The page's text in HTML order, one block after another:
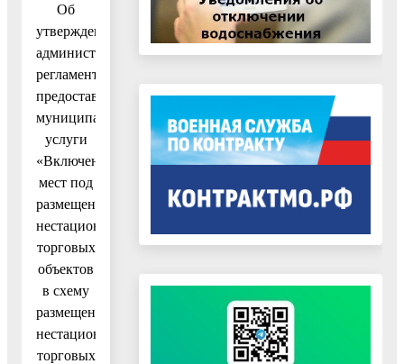
Об
утверждении
административного
регламента
предоставления
муниципальной
услуги
«Включение
мест под
размещение
нестационарных
торговых
объектов
в схему
размещения
нестационарных
торговых